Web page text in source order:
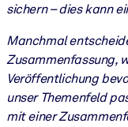
sichern – dies kann
Manchmal
Zusammenfassung,
Veröffentlichung
unser Themenfeld
mit einer